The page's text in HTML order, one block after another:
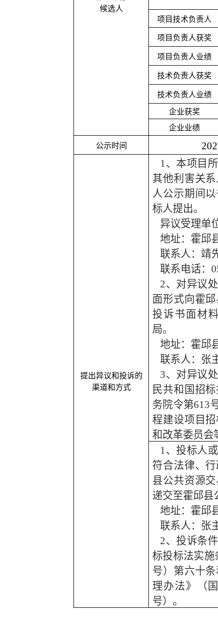
候选人
项目技术负责人
项目负责人获奖
项目负责人业绩
技术负责人获奖
技术负责人业绩
企业获奖
企业业绩
公示时间
提出异议和投诉的
渠道和方式
1、本项目
其他利害关
人公示期间
标人提出。
异议受理单
地址： 霍邱
联系人： 靖
联系电话：
2、对异议
面形式向霍
投诉书面材
局。
地址：霍邱
联系人：张
3、对异议
民共和国招
务院令第613
程建设项目
和改革委员会
1、投标人
符合法律、
县公共资源
递交至霍邱县
地址：霍邱
联系人：张
2、投诉条
标投标法实施
号）第六十
理办法》（
号）。